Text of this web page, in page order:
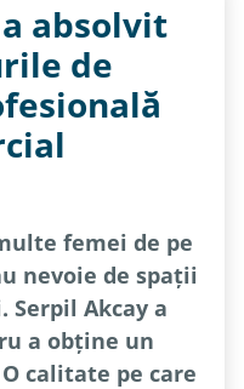
absolvit
de
femei de pe
nevoie de spații
Serpil Akcay a
a obține un
calitate pe care